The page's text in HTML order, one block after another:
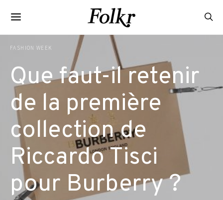
FASHION WEEK
Que faut-il retenir
de la première
collection de
Riccardo Tisci
pour Burberry ?